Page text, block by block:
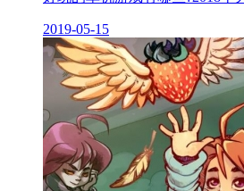
2019-05-15